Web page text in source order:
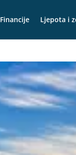
Financije Ljepota i